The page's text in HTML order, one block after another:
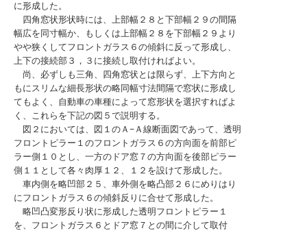
に形成した。
四角窓状形状時には、上部幅２８と下部幅２９の間隔
幅広を同寸幅か、もしくは上部幅２８を下部幅２９より
やや狭くしてフロントガラス６の傾斜に反って形成し、
上下の接続部３，３に接続し取付ければよい。
尚、必ずしも三角、四角窓状とは限らず、上下方向と
もにスリムな細長形状の略同幅寸法間隔で窓状に形成し
てもよく、自動車の車種によって窓形状を選択すればよ
く、これらを下記の図５で説明する。
図２においては、図１のＡ−Ａ線断面図であって、透明
フロントピラー１のフロントガラス６の方向面を前部ピ
ラー側１０とし、一方のドア窓７の方向面を後部ピラー
側１１として各々肉厚１２、１２を設けて形成した。
車内側を略凹部２５、車外側を略凸部２６にめりはり
にフロントガラス６の傾斜反りに合せて形成した。
略凹凸変形反り状に形成した透明フロントピラー１
を、フロントガラス６とドア窓７との間に介して取付